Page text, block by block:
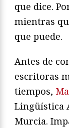
que dice.
mientras
que puede.
Antes de
escritoras
tiempos,
Lingüística
Murcia.